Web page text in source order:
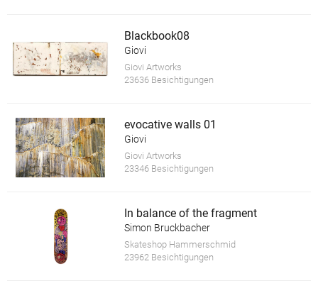
Blackbook08
Giovi
Giovi Artworks
23636 Besichtigungen
evocative walls 01
Giovi
Giovi Artworks
23346 Besichtigungen
In balance of the fragment
Simon Bruckbacher
Skateshop Hammerschmid
23962 Besichtigungen